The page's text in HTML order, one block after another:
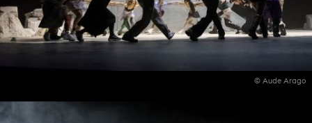
© Aude Arago